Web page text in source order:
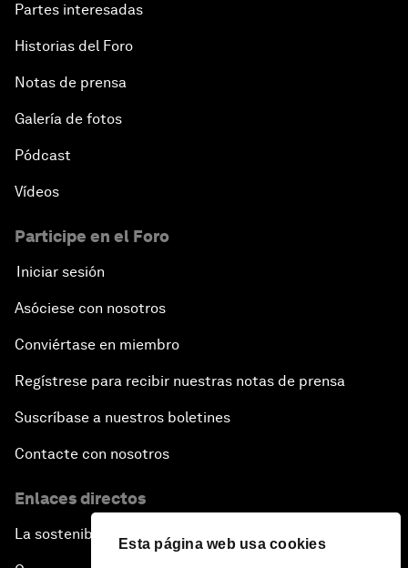
Esta página web usa cookies
Partes interesadas
Historias del Foro
Notas de prensa
Galería de fotos
Pódcast
Vídeos
Participe en el Foro
Iniciar sesión
Asóciese con nosotros
Conviértase en miembro
Regístrese para recibir nuestras notas de prensa
Suscríbase a nuestros boletines
Contacte con nosotros
Enlaces directos
La sostenibilidad en el Foro